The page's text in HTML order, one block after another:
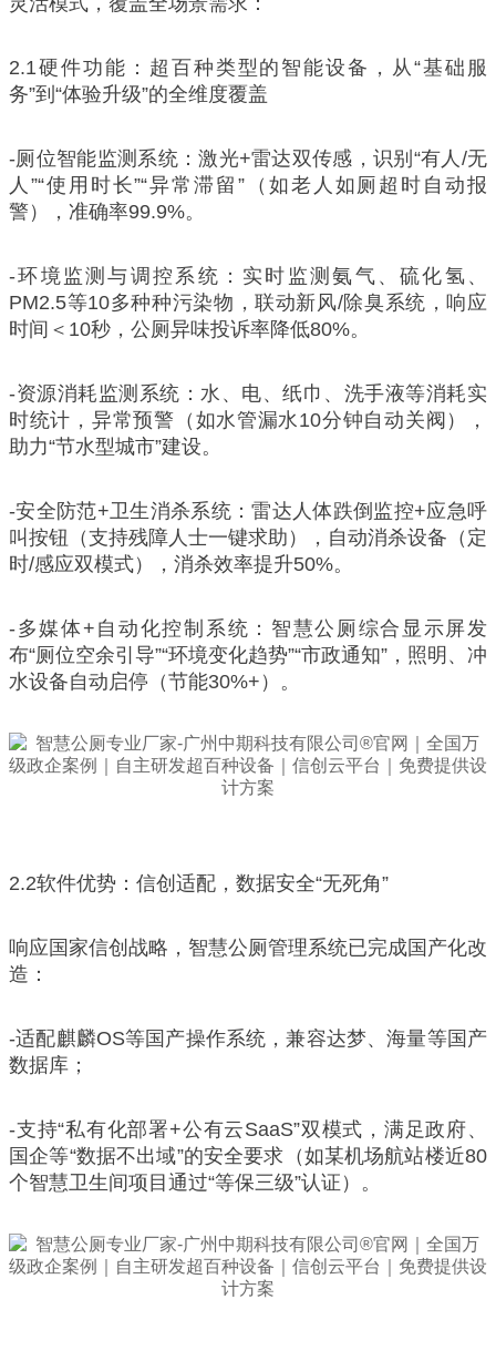
2.1硬件功能：超百种类型的智能设备，从“基础服
务”到“体验升级”的全维度覆盖
-厕位智能监测系统：激光+雷达双传感，识别“有人/无
人”“使用时长”“异常滞留”（如老人如厕超时自动报
警），准确率99.9%。
-环境监测与调控系统：实时监测氨气、硫化氢、
PM2.5等10多种种污染物，联动新风/除臭系统，响应
时间＜10秒，公厕异味投诉率降低80%。
-资源消耗监测系统：水、电、纸巾、洗手液等消耗实
时统计，异常预警（如水管漏水10分钟自动关阀），
助力“节水型城市”建设。
-安全防范+卫生消杀系统：雷达人体跌倒监控+应急呼
叫按钮（支持残障人士一键求助），自动消杀设备（定
时/感应双模式），消杀效率提升50%。
-多媒体+自动化控制系统：智慧公厕综合显示屏发
布“厕位空余引导”“环境变化趋势”“市政通知”，照明、冲
水设备自动启停（节能30%+）。
2.2软件优势：信创适配，数据安全“无死角”
响应国家信创战略，智慧公厕管理系统已完成国产化改
造：
-适配麒麟OS等国产操作系统，兼容达梦、海量等国产
数据库；
-支持“私有化部署+公有云SaaS”双模式，满足政府、
国企等“数据不出域”的安全要求（如某机场航站楼近80
个智慧卫生间项目通过“等保三级”认证）。